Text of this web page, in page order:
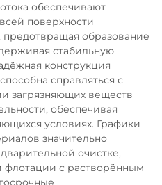
обеспечивают
поверхности
образование
стабильную
конструкция
справляться с
загрязняющих веществ
обеспечивая
условиях. Графики
значительно
очистке,
с растворённым